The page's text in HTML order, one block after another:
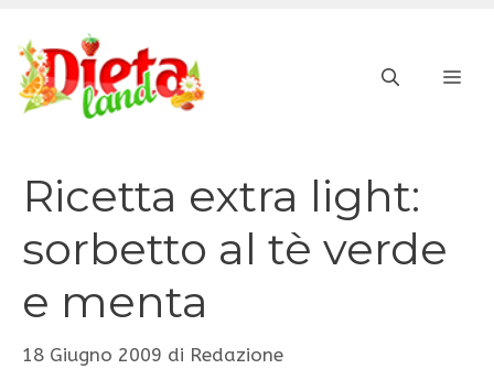
contenuto
Ricetta extra light:
sorbetto al tè verde
e menta
18 Giugno 2009 di Redazione